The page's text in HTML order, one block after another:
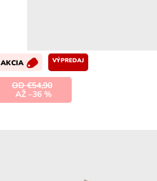
AKCIA VÝPREDAJ
OD €54,90
AŽ –36 %